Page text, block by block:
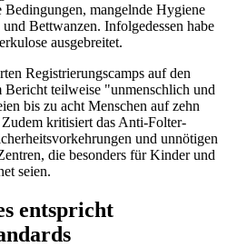
mangelnde Hygiene
Bettwanzen. Infolgedessen habe
ausgebreitet.
Registrierungscamps auf den
Bericht teilweise "unmenschlich und
bis zu acht Menschen auf zehn
kritisiert das Anti-Folter-
und unnötigen
die besonders für Kinder und
seien.
entspricht